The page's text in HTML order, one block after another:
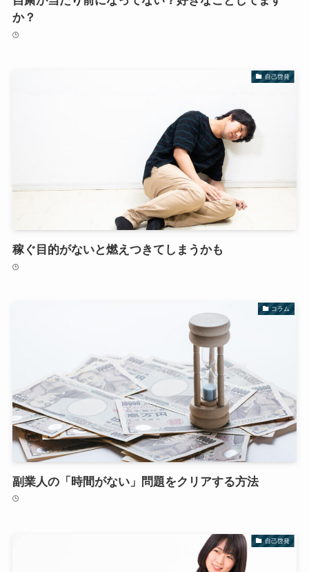
か？
自己啓発
稼ぐ目的がないと燃えつきてしまうかも
コラム
副業人の「時間がない」問題をクリアする方法
自己啓発